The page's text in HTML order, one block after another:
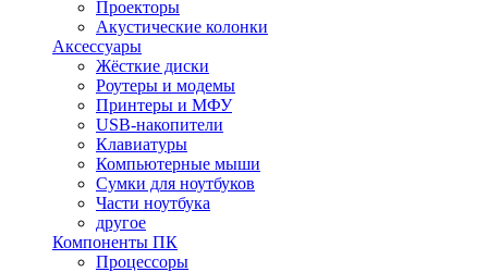
Проекторы
Акустические колонки
Аксессуары
Жёсткие диски
Роутеры и модемы
Принтеры и МФУ
USB-накопители
Клавиатуры
Компьютерные мыши
Сумки для ноутбуков
Части ноутбука
другое
Компоненты ПК
Процессоры